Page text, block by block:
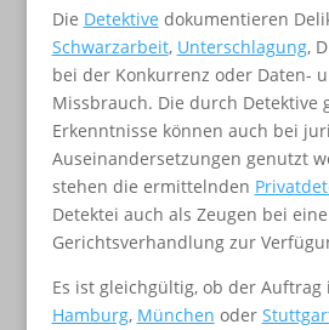
Die Detektive dokumentieren
Schwarzarbeit, Unterschlagung,
bei der Konkurrenz oder Daten-
Missbrauch. Die durch Detektive
Erkenntnisse können auch bei
Auseinandersetzungen genutzt
stehen die ermittelnden
Detektei auch als Zeugen bei
Gerichtsverhandlung zur
Es ist gleichgültig, ob der Auftrag
Hamburg, München oder